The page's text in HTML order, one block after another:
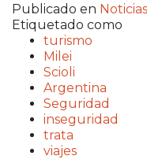
Publicado en Noticias
Etiquetado como
turismo
Milei
Scioli
Argentina
Seguridad
inseguridad
trata
viajes